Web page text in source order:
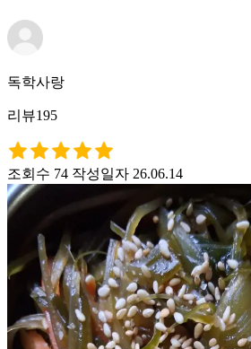
독학사랑
리뷰195
조회수 74 작성일자 26.06.14